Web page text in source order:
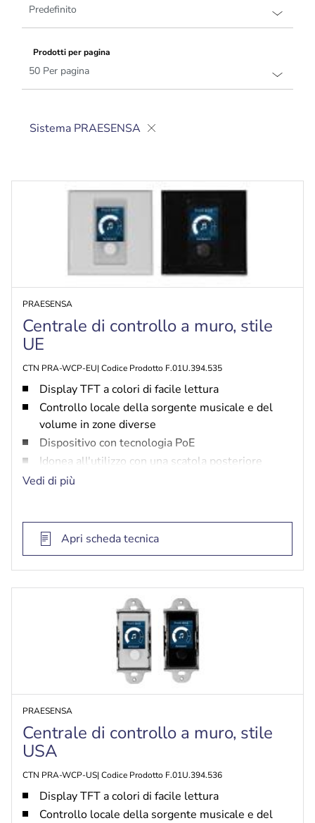
Prodotti per pagina
Sistema PRAESENSA
PRAESENSA
Centrale di controllo a muro, stile
UE
CTN PRA-WCP-EU| Codice Prodotto F.01U.394.535
Display TFT a colori di facile lettura
Controllo locale della sorgente musicale e del
volume in zone diverse
Dispositivo con tecnologia PoE
Idonea all'utilizzo con una scatola posteriore
elettrica a cavità tonda europea standard per
Vedi di più
Apri scheda tecnica
PRAESENSA
Centrale di controllo a muro, stile
USA
CTN PRA-WCP-US| Codice Prodotto F.01U.394.536
Display TFT a colori di facile lettura
Controllo locale della sorgente musicale e del